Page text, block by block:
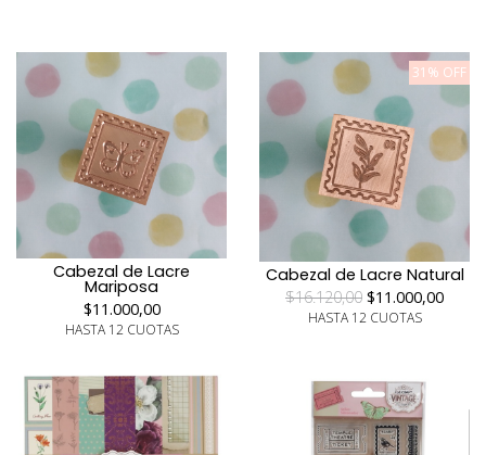
Cabezal de Lacre
Mariposa
$11.000,00
HASTA 12 CUOTAS
31% OFF
Cabezal de Lacre Natural
$16.120,00 $11.000,00
HASTA 12 CUOTAS